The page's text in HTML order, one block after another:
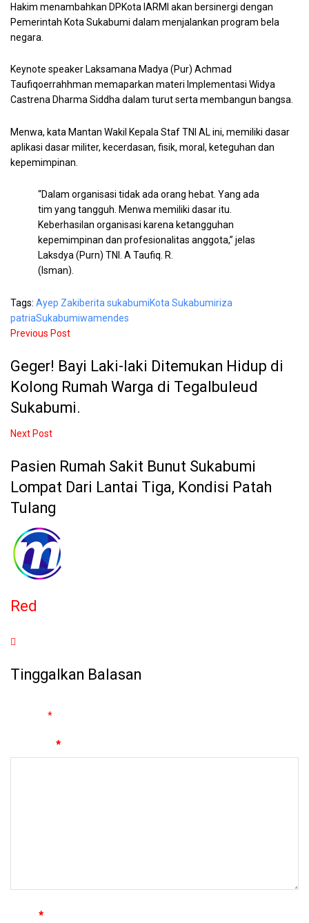
Hakim menambahkan DPKota IARMI akan bersinergi dengan
Pemerintah Kota Sukabumi dalam menjalankan program bela
negara.
Keynote speaker Laksamana Madya (Pur) Achmad
Taufiqoerrahhman memaparkan materi Implementasi Widya
Castrena Dharma Siddha dalam turut serta membangun bangsa.
Menwa, kata Mantan Wakil Kepala Staf TNI AL ini, memiliki dasar
aplikasi dasar militer, kecerdasan, fisik, moral, keteguhan dan
kepemimpinan.
“Dalam organisasi tidak ada orang hebat. Yang ada
tim yang tangguh. Menwa memiliki dasar itu.
Keberhasilan organisasi karena ketangguhan
kepemimpinan dan profesionalitas anggota,” jelas
Laksdya (Purn) TNI. A Taufiq. R.
(Isman).
Tags: Ayep Zakiberita sukabumiKota Sukabumiriza
patriaSukabumiwamendes
Previous Post
Geger! Bayi Laki-laki Ditemukan Hidup di
Kolong Rumah Warga di Tegalbuleud
Sukabumi.
Next Post
Pasien Rumah Sakit Bunut Sukabumi
Lompat Dari Lantai Tiga, Kondisi Patah
Tulang
Red
Tinggalkan Balasan
*
*
*